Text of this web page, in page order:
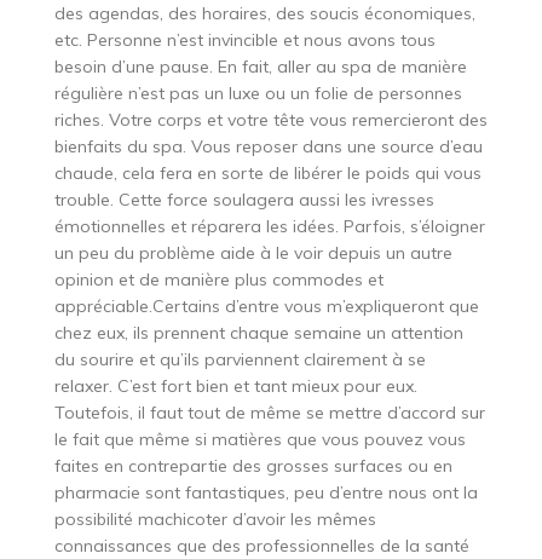
des agendas, des horaires, des soucis économiques,
etc. Personne n’est invincible et nous avons tous
besoin d’une pause. En fait, aller au spa de manière
régulière n’est pas un luxe ou un folie de personnes
riches. Votre corps et votre tête vous remercieront des
bienfaits du spa. Vous reposer dans une source d’eau
chaude, cela fera en sorte de libérer le poids qui vous
trouble. Cette force soulagera aussi les ivresses
émotionnelles et réparera les idées. Parfois, s’éloigner
un peu du problème aide à le voir depuis un autre
opinion et de manière plus commodes et
appréciable.Certains d’entre vous m’expliqueront que
chez eux, ils prennent chaque semaine un attention
du sourire et qu’ils parviennent clairement à se
relaxer. C’est fort bien et tant mieux pour eux.
Toutefois, il faut tout de même se mettre d’accord sur
le fait que même si matières que vous pouvez vous
faites en contrepartie des grosses surfaces ou en
pharmacie sont fantastiques, peu d’entre nous ont la
possibilité machicoter d’avoir les mêmes
connaissances que des professionnelles de la santé